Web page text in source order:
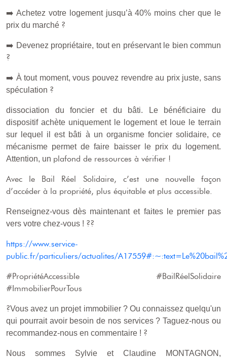
➡️ Achetez votre logement jusqu’à 40% moins cher que le
prix du marché ?
➡️ Devenez propriétaire, tout en préservant le bien commun
?
➡️ À tout moment, vous pouvez revendre au prix juste, sans
spéculation ?
dissociation du foncier et du bâti. Le bénéficiaire du
dispositif achète uniquement le logement et loue le terrain
sur lequel il est bâti à un organisme foncier solidaire, ce
mécanisme permet de faire baisser le prix du logement.
Attention, un plafond de ressources à vérifier !
Avec le Bail Réel Solidaire, c’est une nouvelle façon
d’accéder à la propriété, plus équitable et plus accessible.
Renseignez-vous dès maintenant et faites le premier pas
vers votre chez-vous ! ??
https://www.service-
public.fr/particuliers/actualites/
#PropriétéAccessible #BailRéelSolidaire
#ImmobilierPourTous
?Vous avez un projet immobilier ? Ou connaissez quelqu'un
qui pourrait avoir besoin de nos services ? Taguez-nous ou
recommandez-nous en commentaire ! ?
Nous sommes Sylvie et Claudine MONTAGNON,